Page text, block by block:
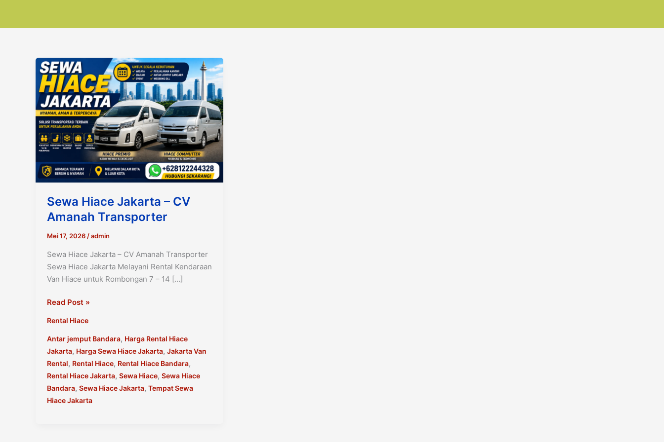
Sewa Hiace Jakarta – CV
Amanah Transporter
Mei 17, 2026 /admin
Sewa Hiace Jakarta – CV Amanah Transporter
Sewa Hiace Jakarta Melayani Rental Kendaraan
Van Hiace untuk Rombongan 7 – 14 […]
Sewa
Jakarta
–
CV
Amanah
Transporter
Read Post »
Rental Hiace
Antar jemput Bandara, Harga Rental Hiace
Jakarta, Harga Sewa Hiace Jakarta, Jakarta Van
Rental, Rental Hiace, Rental Hiace Bandara,
Rental Hiace Jakarta, Sewa Hiace, Sewa Hiace
Bandara, Sewa Hiace Jakarta, Tempat Sewa
Hiace Jakarta